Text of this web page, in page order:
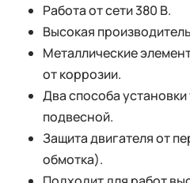
Работа от сети 380 В.
Высокая
Металлические
от коррозии.
Два способа
подвесной.
Защита двигателя от
обмотка).